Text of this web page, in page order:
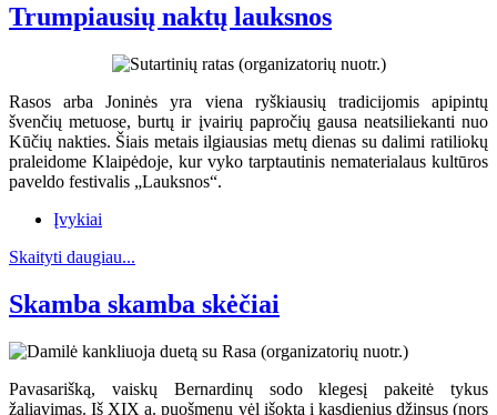
Trumpiausių naktų lauksnos
Rasos arba Joninės yra viena ryškiausių tradicijomis apipintų
švenčių metuose, burtų ir įvairių papročių gausa neatsiliekanti nuo
Kūčių nakties. Šiais metais ilgiausias metų dienas su dalimi ratiliokų
praleidome Klaipėdoje, kur vyko tarptautinis nematerialaus kultūros
paveldo festivalis „Lauksnos“.
Įvykiai
Skaityti daugiau...
Skamba skamba skėčiai
Pavasarišką, vaiskų Bernardinų sodo klegesį pakeitė tykus
žaliavimas. Iš XIX a. puošmenų vėl įšokta į kasdienius džinsus (nors